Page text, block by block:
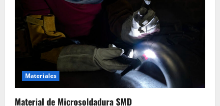
Materiales
Material de Microsoldadura SMD